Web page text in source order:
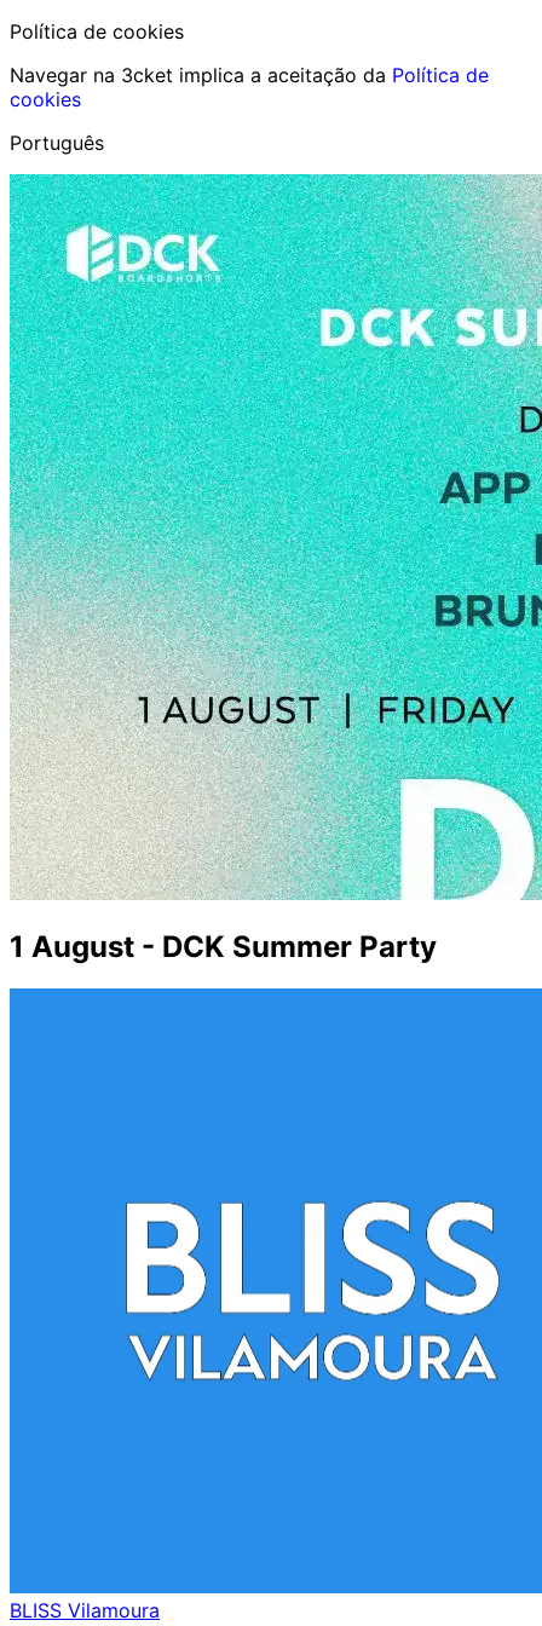
Política de cookies
Navegar na 3cket implica a aceitação da Política de
cookies
Português
1 August - DCK Summer Party
BLISS Vilamoura